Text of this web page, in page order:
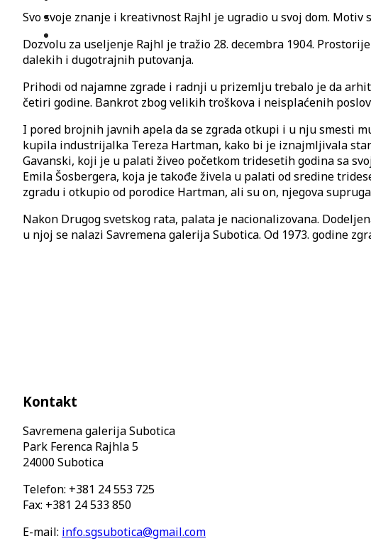
Svo svoje znanje i kreativnost Rajhl je ugradio u svoj dom.
Dozvolu za useljenje Rajhl je tražio 28. decembra 1904.
dalekih i dugotrajnih putovanja.
Prihodi od najamne zgrade i radnji u prizemlju trebalo je da
četiri godine. Bankrot zbog velikih troškova i neisplaćenih
I pored brojnih javnih apela da se zgrada otkupi i u nju smesti
kupila industrijalka Tereza Hartman, kako bi je iznajmljivala
Gavanski, koji je u palati živeo početkom tridesetih godina sa
Emila Šosbergera, koja je takođe živela u palati od sredine
zgradu i otkupio od porodice Hartman, ali su on, njegova
Nakon Drugog svetskog rata, palata je nacionalizovana.
u njoj se nalazi Savremena galerija Subotica. Od 1973. godine
Kontakt
Savremena galerija Subotica
Park Ferenca Rajhla 5
24000 Subotica
Telefon: +381 24 553 725
Fax: +381 24 533 850
E-mail: info.sgsubotica@gmail.com